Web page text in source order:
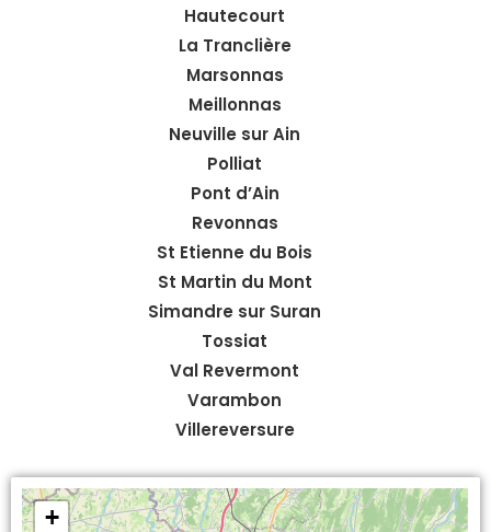
Hautecourt
La Tranclière
Marsonnas
Meillonnas
Neuville sur Ain
Polliat
Pont d’Ain
Revonnas
St Etienne du Bois
St Martin du Mont
Simandre sur Suran
Tossiat
Val Revermont
Varambon
Villereversure
+